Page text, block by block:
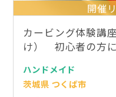
開催
カービング体験講
け） 初心者の方
ハンドメイド
茨城県 つくば市